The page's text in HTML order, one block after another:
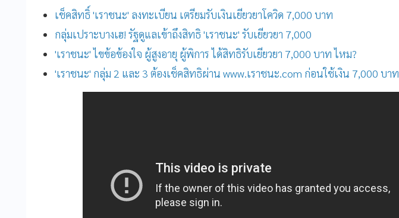
เช็คสิทธิ์ 'เราชนะ' ลงทะเบียน เตรียมรับเงินเยียวยาโควิด 7,000 บาท
กลุ่มเปราะบางเฮ! รัฐดูแลเข้าถึงสิทธิ 'เราชนะ' รับเยียวยา 7,000
'เราชนะ' ไขข้อข้องใจ ผู้สูงอายุ ผู้พิการ ได้สิทธิรับเยียวยา 7,000 บาท ไหม?
'เราชนะ' กลุ่ม 2 และ 3 ต้องเช็คสิทธิผ่าน www.เราชนะ.com ก่อนใช้เงิน 7,000 บาท